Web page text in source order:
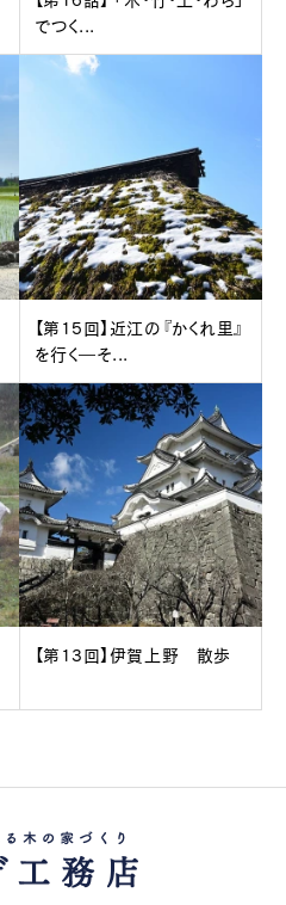
でつく...
【第15回】近江の『かくれ里』
を行く―そ...
【第13回】伊賀上野 散歩